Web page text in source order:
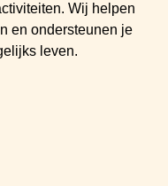
Wij helpen
en ondersteunen je
leven.